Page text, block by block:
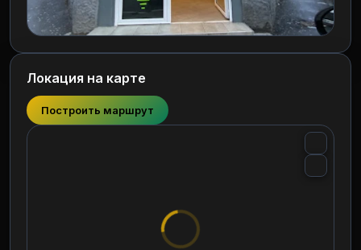
Локация на карте
Построить маршрут